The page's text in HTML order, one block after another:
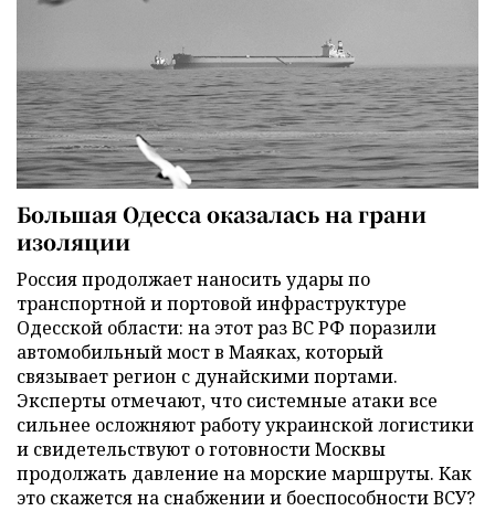
Большая Одесса оказалась на грани
изоляции
Россия продолжает наносить удары по
транспортной и портовой инфраструктуре
Одесской области: на этот раз ВС РФ поразили
автомобильный мост в Маяках, который
связывает регион с дунайскими портами.
Эксперты отмечают, что системные атаки все
сильнее осложняют работу украинской логистики
и свидетельствуют о готовности Москвы
продолжать давление на морские маршруты. Как
это скажется на снабжении и боеспособности ВСУ?